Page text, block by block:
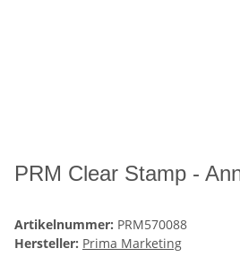
PRM Clear Stamp -
Artikelnummer: PRM570088
Hersteller: Prima Marketing